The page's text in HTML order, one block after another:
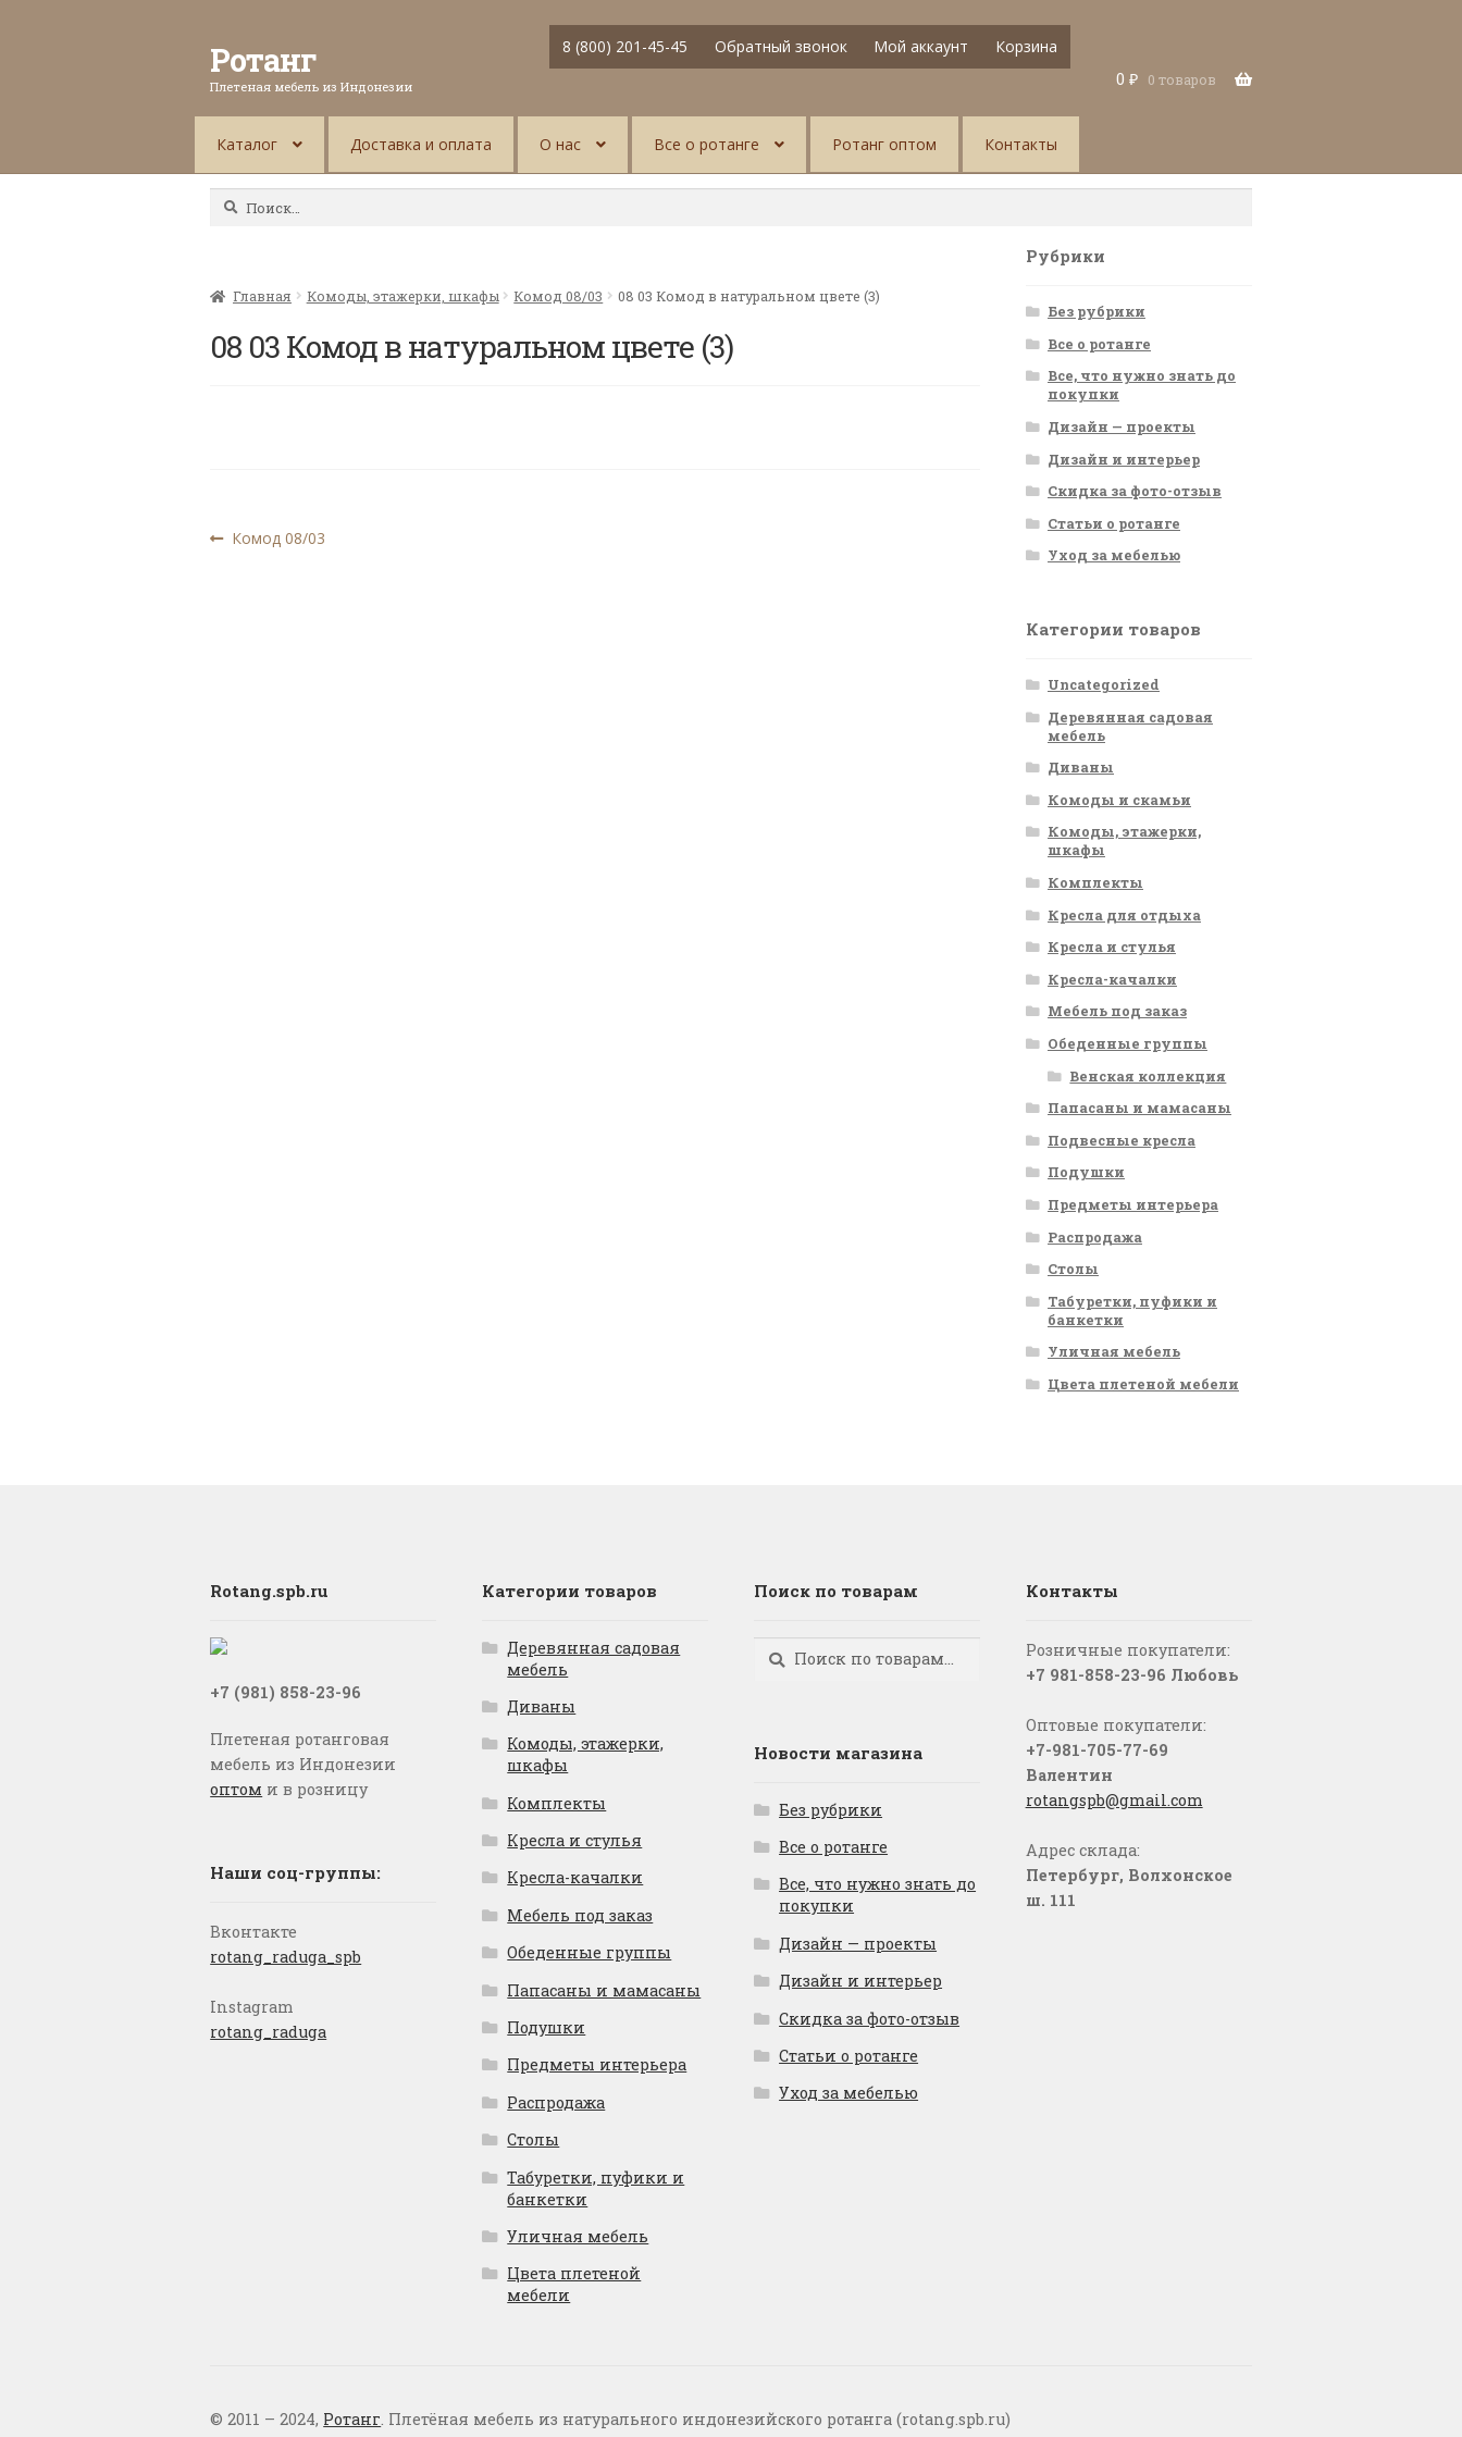
Ротанг
Плетеная мебель из Индонезии
8 (800) 201-45-45 Обратный звонок Мой аккаунт
Корзина
0 ₽ 0 товаров
Каталог Доставка и оплата О нас Все о ротанге Ротанг оптом Контакты
Найти:
Главная Комоды, этажерки, шкафы Комод 08/03 08 03 Комод в натуральном цвете (3)
08 03 Комод в натуральном цвете (3)
Навигация
Предыдущая
Комод 08/03
Рубрики
Без рубрики
Все о ротанге
Все, что нужно знать до
покупки
Дизайн — проекты
Дизайн и интерьер
Скидка за фото-отзыв
Статьи о ротанге
Уход за мебелью
Категории товаров
Uncategorized
Деревянная садовая
мебель
Диваны
Комоды и скамьи
Комоды, этажерки,
шкафы
Комплекты
Кресла для отдыха
Кресла и стулья
Кресла-качалки
Мебель под заказ
Обеденные группы
Венская коллекция
Папасаны и мамасаны
Подвесные кресла
Подушки
Предметы интерьера
Распродажа
Столы
Табуретки, пуфики и
банкетки
Уличная мебель
Цвета плетеной мебели
Rotang.spb.ru
+7 (981) 858-23-96
Плетеная ротанговая
мебель из Индонезии
оптом и в розницу
Наши соц-группы:
Вконтакте
rotang_raduga_spb
Instagram
rotang_raduga
Категории товаров
Деревянная садовая
мебель
Диваны
Комоды, этажерки,
шкафы
Комплекты
Кресла и стулья
Кресла-качалки
Мебель под заказ
Обеденные группы
Папасаны и мамасаны
Подушки
Предметы интерьера
Распродажа
Столы
Табуретки, пуфики и
банкетки
Уличная мебель
Цвета плетеной
мебели
Поиск по товарам
Искать:
Поиск
Новости магазина
Без рубрики
Все о ротанге
Все, что нужно знать до
покупки
Дизайн — проекты
Дизайн и интерьер
Скидка за фото-отзыв
Статьи о ротанге
Уход за мебелью
Контакты
Розничные покупатели:
+7 981-858-23-96 Любовь
Оптовые покупатели:
+7-981-705-77-69
Валентин
rotangspb@gmail.com
Адрес склада:
Петербург, Волхонское
ш. 111
© 2011 – 2024, Ротанг. Плетёная мебель из натурального индонезийского ротанга (rotang.spb.ru)